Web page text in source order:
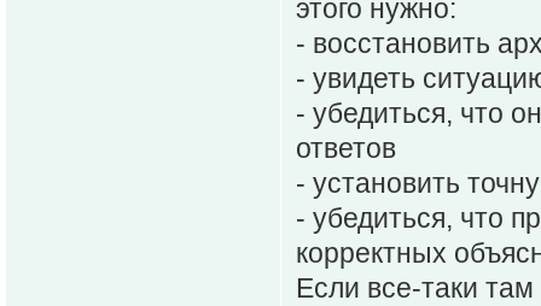
этого нужно:
- восстановить
- увидеть
- убедиться, что
ответов
- установить
- убедиться, что
корректных
Если все-таки